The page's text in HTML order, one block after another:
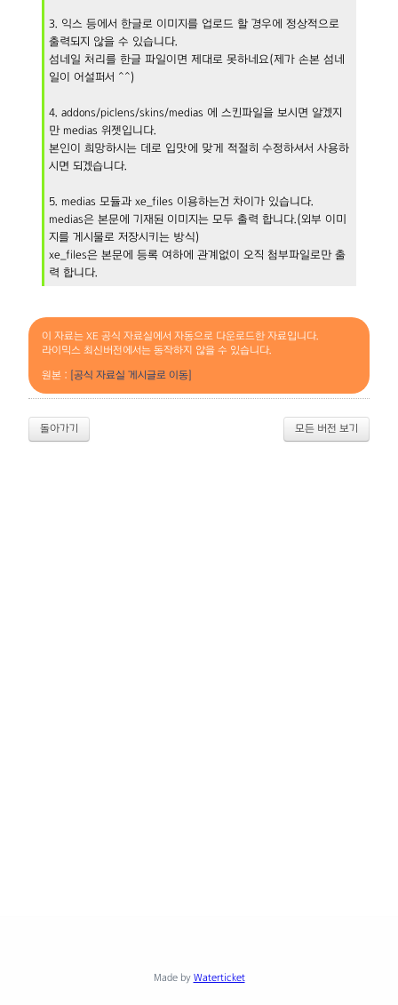
3. 익스 등에서 한글로 이미지를 업로드 할 경우에 정상적으로
출력되지 않을 수 있습니다.
섬네일 처리를 한글 파일이면 제대로 못하네요(제가 손본 섬네
일이 어설퍼서 ^^)
4. addons/piclens/skins/medias 에 스킨파일을 보시면 알겠지
만 medias 위젯입니다.
본인이 희망하시는 데로 입맛에 맞게 적절히 수정하셔서 사용하
시면 되겠습니다.
5. medias 모듈과 xe_files 이용하는건 차이가 있습니다.
medias은 본문에 기재된 이미지는 모두 출력 합니다.(외부 이미
지를 게시물로 저장시키는 방식)
xe_files은 본문에 등록 여하에 관계없이 오직 첨부파일로만 출
력 합니다.
이 자료는 XE 공식 자료실에서 자동으로 다운로드한 자료입니다.
라이믹스 최신버전에서는 동작하지 않을 수 있습니다.
원본 : [공식 자료실 게시글로 이동]
돌아가기 모든 버전 보기
Made by Waterticket